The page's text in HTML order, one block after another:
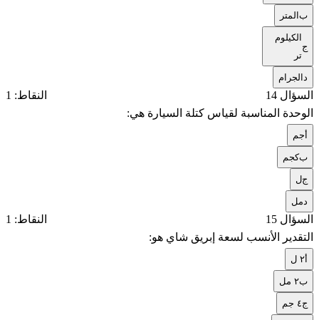
بالمتر
ج
الكيلوم
تر
الجرام
السؤال 14
النقاط: 1
الوحدة المناسبة لقياس كتلة السيارة هي:
جم
بكجم
جل
مل
السؤال 15
النقاط: 1
التقدير الأنسب لسعة إبريق شاي هو:
٢ ل
ب٢ مل
ج٤ جم